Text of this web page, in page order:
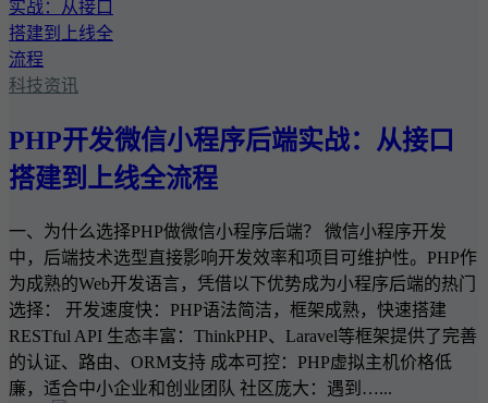
科技资讯
PHP开发微信小程序后端实战：从接口
搭建到上线全流程
一、为什么选择PHP做微信小程序后端？ 微信小程序开发
中，后端技术选型直接影响开发效率和项目可维护性。PHP作
为成熟的Web开发语言，凭借以下优势成为小程序后端的热门
选择： 开发速度快：PHP语法简洁，框架成熟，快速搭建
RESTful API 生态丰富：ThinkPHP、Laravel等框架提供了完善
的认证、路由、ORM支持 成本可控：PHP虚拟主机价格低
廉，适合中小企业和创业团队 社区庞大：遇到…...